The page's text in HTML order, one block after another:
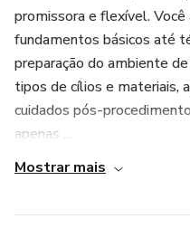
promissora e flexível.
fundamentos básicos até
preparação do ambiente
tipos de cílios e materiais,
cuidados pós-
apenas ...
Mostrar mais